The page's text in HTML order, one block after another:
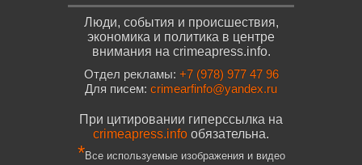
Люди, события и происшествия,
экономика и политика в центре
внимания на crimeapress.info.
Отдел рекламы: +7 (978) 977 47 96
Для писем: crimearfinfo@yandex.ru
При цитировании гиперссылка на
crimeapress.info обязательна.
*Все используемые изображения и видео